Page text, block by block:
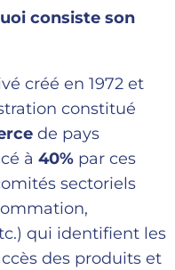
consiste son
créé en 1972 et
constitué
de pays
à 40% par ces
sectoriels
qui identifient les
des produits et